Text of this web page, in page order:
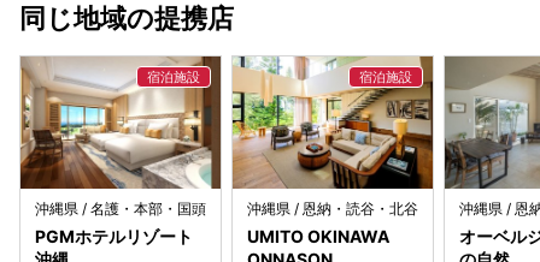
同じ地域の提携店
沖縄県 / 名護・本部・国頭
PGMホテルリゾート
沖縄県 / 恩納・読谷・北谷
UMITO OKINAWA
沖縄県 / 恩
オーベル